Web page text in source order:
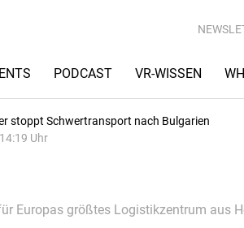
PODCAST VR-WISSEN
stoppt Schwertransport nach Bulgarien
Uhr
Europas größtes Logistikzentrum aus